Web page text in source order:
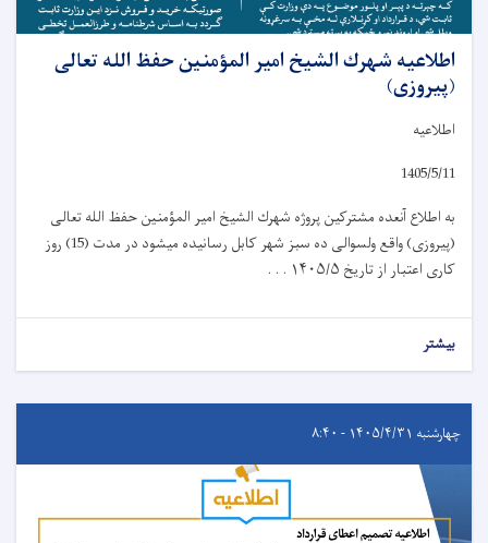
اطلاعیه شهرك الشيخ امیر المؤمنين حفظ الله تعالی
(پیروزی)
اطلاعیه
1405/5/11
به اطلاع آنعده مشترکین پروژه شهرك الشيخ امیر المؤمنين حفظ الله تعالی
(پیروزی) واقع ولسوالی ده سبز شهر کابل رسانیده میشود در مدت (15) روز
کاری اعتبار از تاریخ ۱۴۰۵/۵ . . .
بیشتر
چهارشنبه ۱۴۰۵/۴/۳۱ - ۸:۴۰